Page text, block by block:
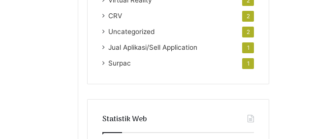
CRV 2
Uncategorized 2
Jual Aplikasi/Sell Application 1
Surpac 1
Statistik Web